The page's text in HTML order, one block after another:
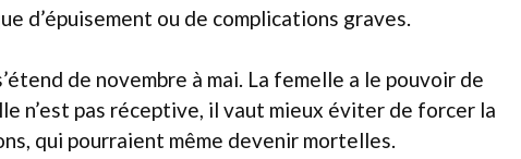
d’épuisement ou de complications graves.
de novembre à mai. La femelle a le pouvoir de
n’est pas réceptive, il vaut mieux éviter de forcer la
qui pourraient même devenir mortelles.